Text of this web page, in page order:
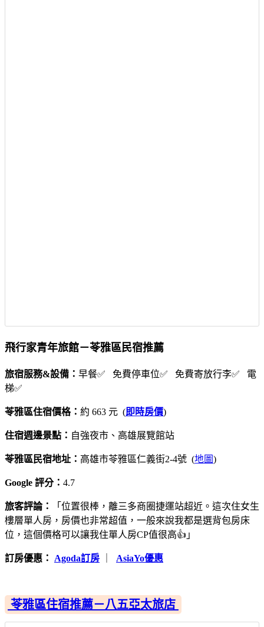
飛行家青年旅館－苓雅區民宿推薦
旅宿服務&設備： 早餐✅ 免費停車位✅ 免費寄放行李✅ 電
梯✅
苓雅區住宿價格： 約 663 元 (即時房價)
住宿週邊景點： 自強夜市、高雄展覽館站
苓雅區民宿地址： 高雄市苓雅區仁義街2-4號 (地圖)
Google 評分： 4.7
旅客評論：
「位置很棒，離三多商圈捷運站超近。這次住女生
樓層單人房，房價也非常超值，一般來說我都是選背包房床
位，這個價格可以讓我住單人房CP值很高👍」
訂房優惠： Agoda訂房 AsiaYo優惠
苓雅區住宿推薦－八五亞太旅店